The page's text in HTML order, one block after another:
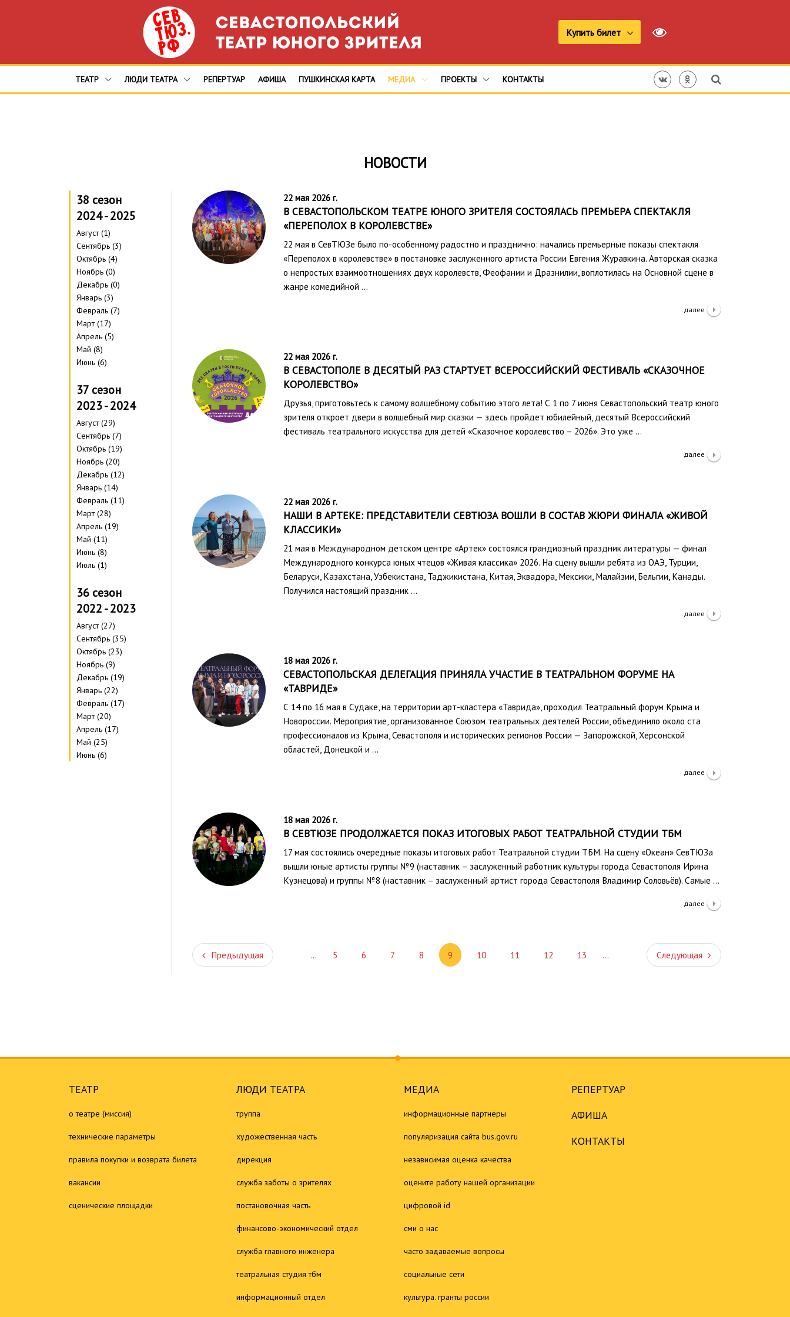
Купить билет
ТЕАТР ЛЮДИ ТЕАТРА РЕПЕРТУАР АФИША ПУШКИНСКАЯ КАРТА МЕДИА ПРОЕКТЫ КОНТАКТЫ
НОВОСТИ
22 мая 2026 г.
В СЕВАСТОПОЛЬСКОМ ТЕАТРЕ ЮНОГО ЗРИТЕЛЯ СОСТОЯЛАСЬ ПРЕМЬЕРА СПЕКТАКЛЯ
«ПЕРЕПОЛОХ В КОРОЛЕВСТВЕ»
22 мая в СевТЮЗе было по-особенному радостно и празднично: начались премьерные показы спектакля
«Переполох в королевстве» в постановке заслуженного артиста России Евгения Журавкина. Авторская сказка
о непростых взаимоотношениях двух королевств, Феофании и Дразнилии, воплотилась на Основной сцене в
жанре комедийной …
далее
22 мая 2026 г.
В СЕВАСТОПОЛЕ В ДЕСЯТЫЙ РАЗ СТАРТУЕТ ВСЕРОССИЙСКИЙ ФЕСТИВАЛЬ «СКАЗОЧНОЕ
КОРОЛЕВСТВО»
Друзья, приготовьтесь к самому волшебному событию этого лета! С 1 по 7 июня Севастопольский театр юного
зрителя откроет двери в волшебный мир сказки — здесь пройдет юбилейный, десятый Всероссийский
фестиваль театрального искусства для детей «Сказочное королевство – 2026». Это уже …
далее
22 мая 2026 г.
НАШИ В АРТЕКЕ: ПРЕДСТАВИТЕЛИ СЕВТЮЗА ВОШЛИ В СОСТАВ ЖЮРИ ФИНАЛА «ЖИВОЙ
КЛАССИКИ»
21 мая в Международном детском центре «Артек» состоялся грандиозный праздник литературы — финал
Международного конкурса юных чтецов «Живая классика» 2026. На сцену вышли ребята из ОАЭ, Турции,
Беларуси, Казахстана, Узбекистана, Таджикистана, Китая, Эквадора, Мексики, Малайзии, Бельгии, Канады.
Получился настоящий праздник …
далее
18 мая 2026 г.
СЕВАСТОПОЛЬСКАЯ ДЕЛЕГАЦИЯ ПРИНЯЛА УЧАСТИЕ В ТЕАТРАЛЬНОМ ФОРУМЕ НА
«ТАВРИДЕ»
С 14 по 16 мая в Судаке, на территории арт-кластера «Таврида», проходил Театральный форум Крыма и
Новороссии. Мероприятие, организованное Союзом театральных деятелей России, объединило около ста
профессионалов из Крыма, Севастополя и исторических регионов России — Запорожской, Херсонской
областей, Донецкой и …
далее
18 мая 2026 г.
В СЕВТЮЗЕ ПРОДОЛЖАЕТСЯ ПОКАЗ ИТОГОВЫХ РАБОТ ТЕАТРАЛЬНОЙ СТУДИИ ТБМ
17 мая состоялись очередные показы итоговых работ Театральной студии ТБМ. На сцену «Океан» СевТЮЗа
вышли юные артисты группы №9 (наставник – заслуженный работник культуры города Севастополя Ирина
Кузнецова) и группы №8 (наставник – заслуженный артист города Севастополя Владимир Соловьёв). Самые …
далее
ПредыдущаяПредыдущая… 5 6 7 8 9 10 11 12 13 … Следующая Следующая
38 сезон
2024 - 2025
Август (1)
Сентябрь (3)
Октябрь (4)
Ноябрь (0)
Декабрь (0)
Январь (3)
Февраль (7)
Март (17)
Апрель (5)
Май (8)
Июнь (6)
37 сезон
2023 - 2024
Август (29)
Сентябрь (7)
Октябрь (19)
Ноябрь (20)
Декабрь (12)
Январь (14)
Февраль (11)
Март (28)
Апрель (19)
Май (11)
Июнь (8)
Июль (1)
36 сезон
2022 - 2023
Август (27)
Сентябрь (35)
Октябрь (23)
Ноябрь (9)
Декабрь (19)
Январь (22)
Февраль (17)
Март (20)
Апрель (17)
Май (25)
Июнь (6)
ТЕАТР
о театре (миссия)
технические параметры
правила покупки и возврата билета
вакансии
сценические площадки
ЛЮДИ ТЕАТРА
труппа
художественная часть
дирекция
служба заботы о зрителях
постановочная часть
финансово-экономический отдел
служба главного инженера
театральная студия тбм
информационный отдел
МЕДИА
информационные партнёры
популяризация сайта bus.gov.ru
независимая оценка качества
оцените работу нашей организации
цифровой id
сми о нас
часто задаваемые вопросы
социальные сети
культура. гранты россии
РЕПЕРТУАР
АФИША
КОНТАКТЫ